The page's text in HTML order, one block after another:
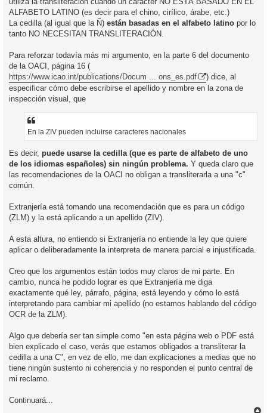
ALFABETO LATINO (es decir para el chino, cirílico, árabe, etc.)
La cedilla (al igual que la Ñ) están basadas en el alfabeto latino por lo
tanto NO NECESITAN TRANSLITERACIÓN.
Para reforzar todavía más mi argumento, en la parte 6 del documento
de la OACI, página 16 (
https://www.icao.int/publications/Docum ... ons_es.pdf
) dice, al
especificar cómo debe escribirse el apellido y nombre en la zona de
inspección visual, que
En la ZIV pueden incluirse caracteres nacionales
Es decir, puede usarse la cedilla (que es parte de alfabeto de uno
de los idiomas españoles) sin ningún problema. Y queda claro que
las recomendaciones de la OACI no obligan a transliterarla a una "c"
común.
Extranjería está tomando una recomendación que es para un código
(ZLM) y la está aplicando a un apellido (ZIV).
A esta altura, no entiendo si Extranjería no entiende la ley que quiere
aplicar o deliberadamente la interpreta de manera parcial e injustificada.
Creo que los argumentos están todos muy claros de mi parte. En
cambio, nunca he podido lograr es que Extranjería me diga
exactamente qué ley, párrafo, página, está leyendo y cómo lo está
interpretando para cambiar mi apellido (no estamos hablando del código
OCR de la ZLM).
Algo que debería ser tan simple como "en esta página web o PDF está
bien explicado el caso, verás que estamos obligados a transliterar la
cedilla a una C", en vez de ello, me dan explicaciones a medias que no
tiene ningún sustento ni coherencia y no responden el punto central de
mi reclamo.
Continuará...